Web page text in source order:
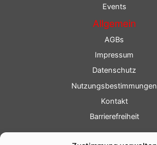
Events
Allgemein
AGBs
Impressum
Datenschutz
Nutzungsbestimmungen
Kontakt
Barrierefreiheit